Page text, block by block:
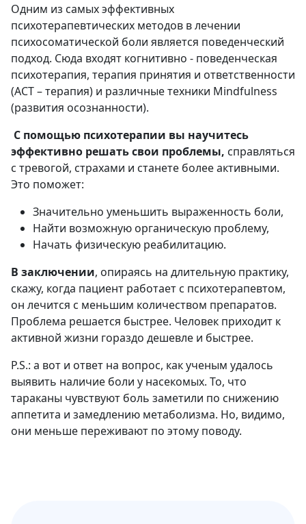
Одним из самых эффективных
психотерапевтических методов в лечении
психосоматической боли является поведенческий
подход. Сюда входят когнитивно - поведенческая
психотерапия, терапия принятия и ответственности
(АСТ – терапия) и различные техники Mindfulness
(развития осознанности).
С помощью психотерапии вы научитесь
эффективно решать свои проблемы, справляться
с тревогой, страхами и станете более активными.
Это поможет:
Значительно уменьшить выраженность боли,
Найти возможную органическую проблему,
Начать физическую реабилитацию.
В заключении, опираясь на длительную практику,
скажу, когда пациент работает с психотерапевтом,
он лечится с меньшим количеством препаратов.
Проблема решается быстрее. Человек приходит к
активной жизни гораздо дешевле и быстрее.
P.S.: а вот и ответ на вопрос, как ученым удалось
выявить наличие боли у насекомых. То, что
тараканы чувствуют боль заметили по снижению
аппетита и замедлению метаболизма. Но, видимо,
они меньше переживают по этому поводу.